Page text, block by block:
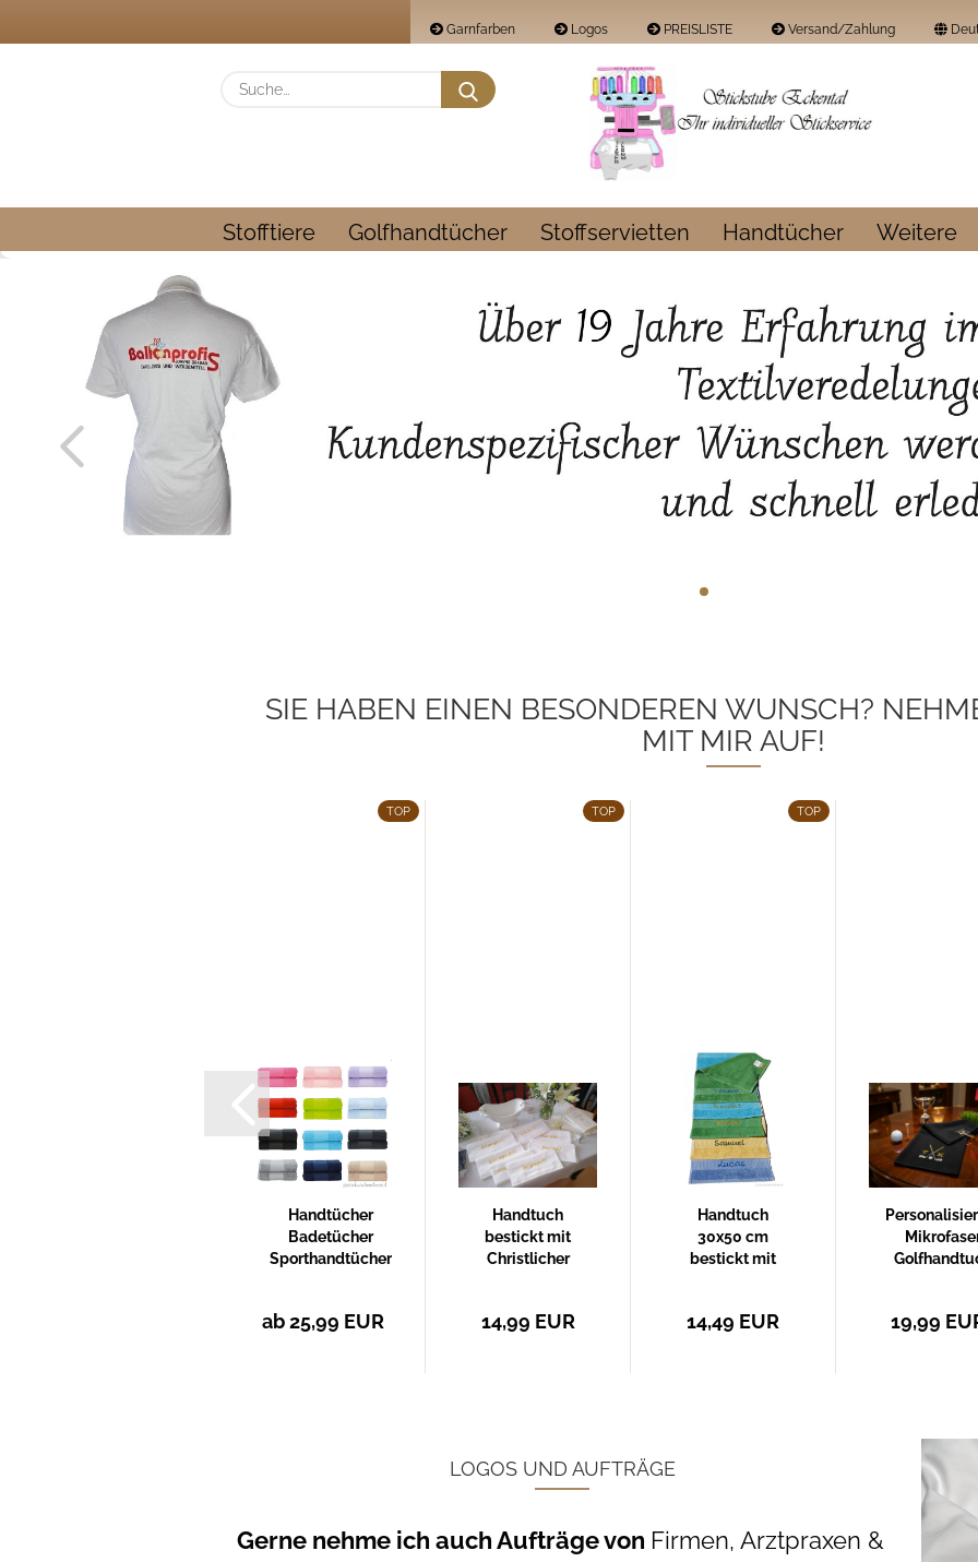
Garnfarben Logos PREISLISTE Versand/Zahlung
Passwort
Konto erstellen
Passwort
Suche...
Stofftiere Golfhandtücher Stoffservietten Handtücher Weitere
SIE HABEN EINEN BESONDEREN WUNSCH?
MIT MIR AUF!
TOP
Handtücher
Badetücher
Sporthandtücher
ab 25,99 EUR
TOP
Handtuch
bestickt mit
Christlicher
14,99 EUR
TOP
Handtuch
30x50 cm
bestickt mit
14,49 EUR 19,99
LOGOS UND AUFTRÄGE
Gerne nehme ich auch Aufträge von Firmen, Arztpraxen &